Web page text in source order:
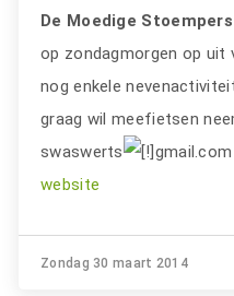
De Moedige Stoempers
op zondagmorgen op uit
nog enkele
graag wil meefietsen
swaswerts
website
Zondag 30 maart 2014